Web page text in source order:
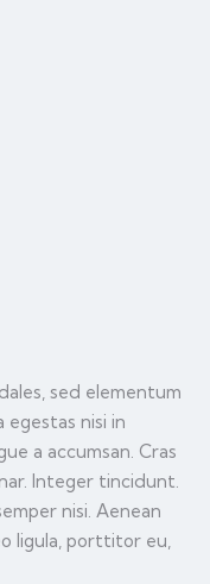
sed elementum
nisi in
a accumsan. Cras
Integer tincidunt.
nisi. Aenean
ligula, porttitor eu,